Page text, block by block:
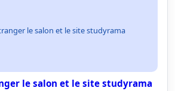
le salon et le site studyrama
le salon et le site studyrama